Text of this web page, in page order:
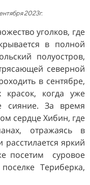
2023г.
уголков, где
в полной
полуостров,
северной
в сентябре,
когда уже
сияние. За время
сердце Хибин, где
отражаясь в
яркий
посетим суровое
Териберка,